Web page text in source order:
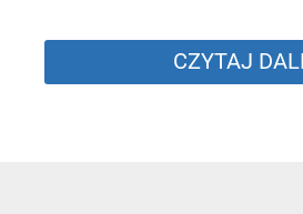
CZYTAJ